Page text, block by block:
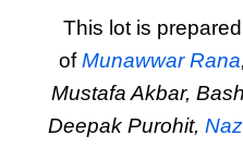
This lot is
ofMunawwar Rana,
Mustafa Akbar,
Deepak Purohit,